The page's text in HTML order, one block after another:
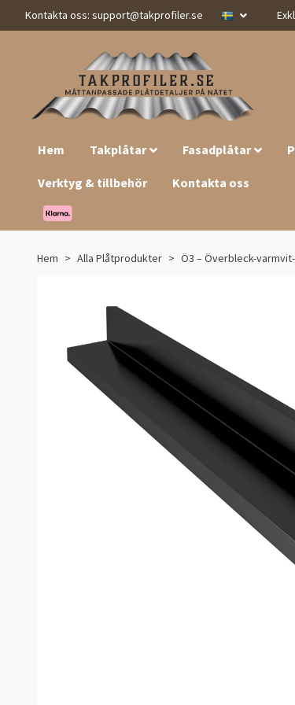
Kontakta oss: support@takprofiler.se
Hem Takplåtar Fasadplåtar
Verktyg & tillbehör Kontakta oss
Hem Alla Plåtprodukter Ö3 – Överbleck-varmvit-